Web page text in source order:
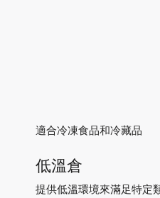
適合冷凍食品和冷藏品
低溫倉
提供低溫環境來滿足特定